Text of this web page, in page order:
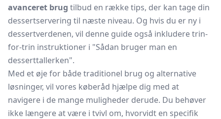
avanceret brug tilbud en række tips, der kan tage din
dessertservering til næste niveau. Og hvis du er ny i
dessertverdenen, vil denne guide også inkludere trin-
for-trin instruktioner i "Sådan bruger man en
desserttallerken".
Med et øje for både traditionel brug og alternative
løsninger, vil vores køberåd hjælpe dig med at
navigere i de mange muligheder derude. Du behøver
ikke længere at være i tvivl om, hvorvidt en specifik